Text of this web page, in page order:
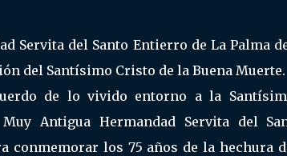
Servita del Santo Entierro de La Palma
del Santísimo Cristo de la Buena Muerte.
de lo vivido entorno a la
Antigua Hermandad Servita del
conmemorar los 75 años de la hechura